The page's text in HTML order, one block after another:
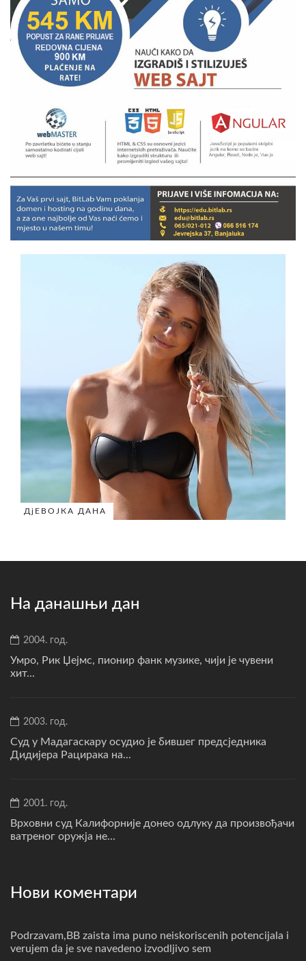
ДјЕВОЈКА ДАНА
На данашњи дан
2004. год.
Умро, Рик Џејмс, пионир фанк музике, чији је чувени
хит...
2003. год.
Суд у Мадагаскару осудио је бившег предсједника
Дидијера Рацирака на...
2001. год.
Врховни суд Калифорније донео одлуку да произвођачи
ватреног оружја не...
Нови коментари
Podrzavam,BB zaista ima puno neiskoriscenih potencijala i
verujem da je sve navedeno izvodljivo sem